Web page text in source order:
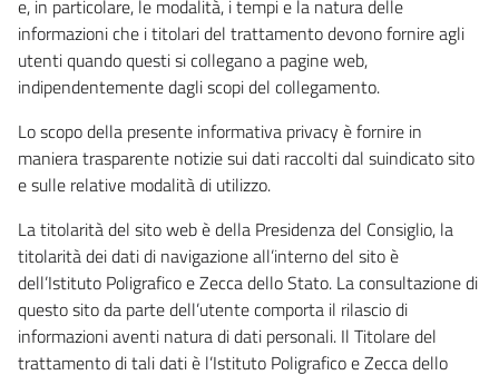
e, in particolare, le modalità, i tempi e la natura delle
informazioni che i titolari del trattamento devono fornire agli
utenti quando questi si collegano a pagine web,
indipendentemente dagli scopi del collegamento.
Lo scopo della presente informativa privacy è fornire in
maniera trasparente notizie sui dati raccolti dal suindicato sito
e sulle relative modalità di utilizzo.
La titolarità del sito web è della Presidenza del Consiglio, la
titolarità dei dati di navigazione all’interno del sito è
dell’Istituto Poligrafico e Zecca dello Stato. La consultazione di
questo sito da parte dell’utente comporta il rilascio di
informazioni aventi natura di dati personali. Il Titolare del
trattamento di tali dati è l’Istituto Poligrafico e Zecca dello